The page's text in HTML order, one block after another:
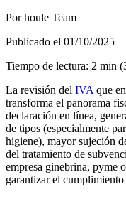
Por houle Team
Publicado el 01/10/2025
Tiempo de lectura: 2 min (
La revisión del IVA que
transforma el panorama
declaración en línea,
de tipos (especialmente
higiene), mayor sujeción
del tratamiento de
empresa ginebrina, pyme
garantizar el